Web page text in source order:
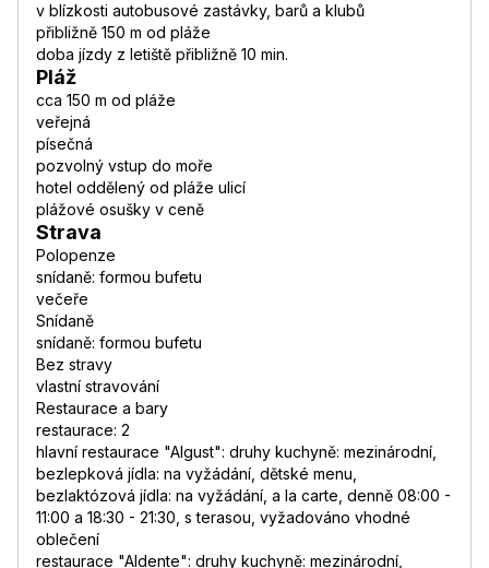
v blízkosti autobusové zastávky, barů a klubů
přibližně 150 m od pláže
doba jízdy z letiště přibližně 10 min.
Pláž
cca 150 m od pláže
veřejná
písečná
pozvolný vstup do moře
hotel oddělený od pláže ulicí
plážové osušky v ceně
Strava
Polopenze
snídaně: formou bufetu
večeře
Snídaně
snídaně: formou bufetu
Bez stravy
vlastní stravování
Restaurace a bary
restaurace: 2
hlavní restaurace "Algust": druhy kuchyně: mezinárodní,
bezlepková jídla: na vyžádání, dětské menu,
bezlaktózová jídla: na vyžádání, a la carte, denně 08:00 -
11:00 a 18:30 - 21:30, s terasou, vyžadováno vhodné
oblečení
restaurace "Aldente": druhy kuchyně: mezinárodní,